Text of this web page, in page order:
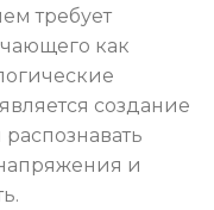
требует
как
создание
и